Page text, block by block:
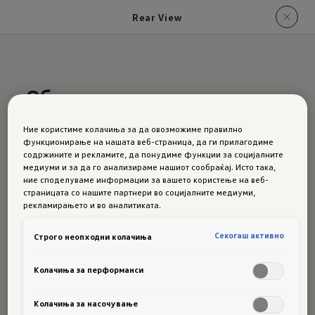
Rear View
Обратно со предвидливост.
Taigo:
Rear
View
Ние користиме колачиња за да овозможиме правилно
функционирање на нашата веб-страница, да ги прилагодиме
содржините и рекламите, да понудиме функции за социјалните
медиуми и за да го анализираме нашиот сообраќај. Исто така,
ние споделуваме информации за вашето користење на веб-
страницата со нашите партнери во социјалните медиуми,
рекламирањето и во аналитиката.
Строго неопходни колачиња Секогаш активно
Колачиња за перформанси
Колачиња за насочување